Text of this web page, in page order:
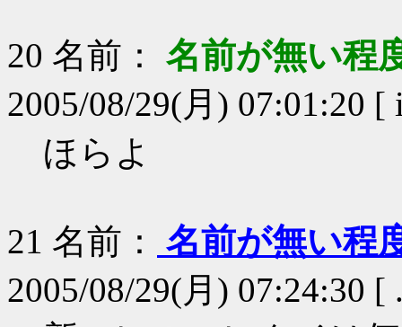
20 名前：
名前が無い程
2005/08/29(月) 07:01:20 [
ほらよ
21 名前：
名前が無い程
2005/08/29(月) 07:24:30 [